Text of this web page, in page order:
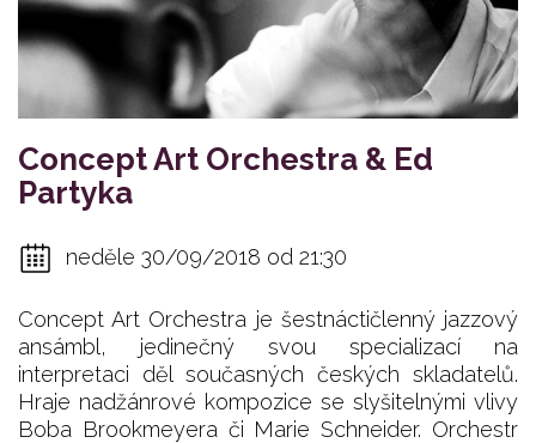
Concept Art Orchestra & Ed
Partyka
neděle 30/09/2018 od 21:30
Concept Art Orchestra je šestnáctičlenný jazzový
ansámbl, jedinečný svou specializací na
interpretaci děl současných českých skladatelů.
Hraje nadžánrové kompozice se slyšitelnými vlivy
Boba Brookmeyera či Marie Schneider. Orchestr